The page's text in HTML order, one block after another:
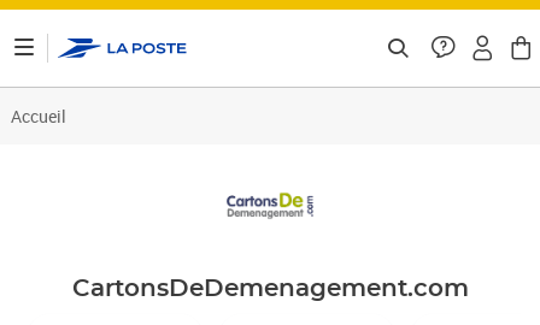
Accueil
CartonsDeDemenagement.com